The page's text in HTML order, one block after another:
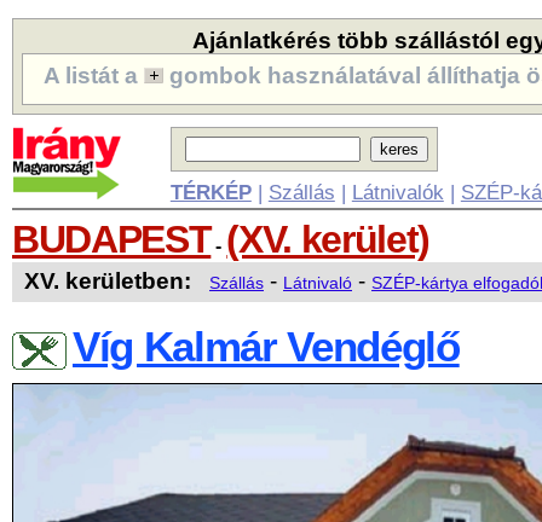
Ajánlatkérés több szállástól
A listát a
gombok használatával állíthatja
TÉRKÉP| Szállás | Látnivalók | SZÉP-
BUDAPEST - (XV. kerület)
XV. kerületben: Szállás - Látnivaló - SZÉP-kártya
Víg Kalmár Vendéglő